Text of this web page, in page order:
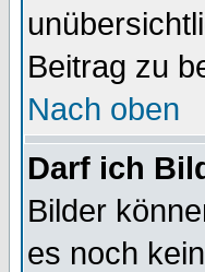
Beitrag zu
Nach oben
Darf ich
Bilder
es noch